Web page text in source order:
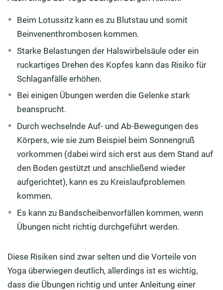
Beim Lotussitz kann es zu Blutstau und somit
Beinvenenthrombosen kommen.
Starke Belastungen der Halswirbelsäule oder ein
ruckartiges Drehen des Kopfes kann das Risiko für
Schlaganfälle erhöhen.
Bei einigen Übungen werden die Gelenke stark
beansprucht.
Durch wechselnde Auf- und Ab-Bewegungen des
Körpers, wie sie zum Beispiel beim Sonnengruß
vorkommen (dabei wird sich erst aus dem Stand auf
den Boden gestützt und anschließend wieder
aufgerichtet), kann es zu Kreislaufproblemen
kommen.
Es kann zu Bandscheibenvorfällen kommen, wenn
Übungen nicht richtig durchgeführt werden.
Diese Risiken sind zwar selten und die Vorteile von
Yoga überwiegen deutlich, allerdings ist es wichtig,
dass die Übungen richtig und unter Anleitung einer